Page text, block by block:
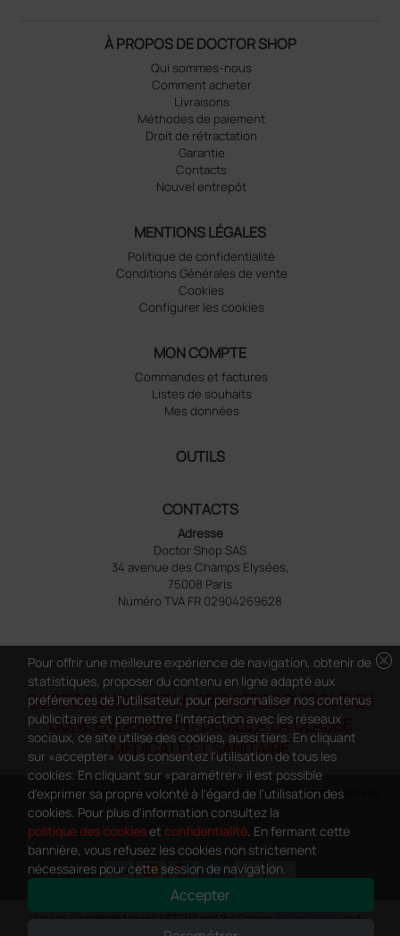
À PROPOS DE DOCTOR SHOP
Qui sommes-nous
Comment acheter
Livraisons
Méthodes de paiement
Droit de rétractation
Garantie
Contacts
Nouvel entrepôt
MENTIONS LÉGALES
Politique de confidentialité
Conditions Générales de vente
Cookies
Configurer les cookies
MON COMPTE
Commandes et factures
Listes de souhaits
Mes données
OUTILS
CONTACTS
Adresse
Doctor Shop SAS
34 avenue des Champs Elysées,
75008 Paris
Numéro TVA FR 02904269628
DOCTOR SHOP EST LA PREMIÈRE BOUTIQUE EN
LIGNE ENTIÈREMENT DÉDIÉE À LA CLASSE
MÉDICALE ET SANITAIRE
Copyright DoctorShop 2005-2026 - Tous les droits sont réservés -
TVA FR 02904269628
This site is protected by reCAPTCHA and the Google Privacy Policy and 0
cancel
Pour offrir une meilleure expérience de navigation, obtenir de
statistiques, proposer du contenu en ligne adapté aux
préférences de l'utilisateur, pour personnaliser nos contenus
publicitaires et permettre l'interaction avec les réseaux
sociaux, ce site utilise des cookies, aussi tiers. En cliquant
sur «accepter» vous consentez l'utilisation de tous les
cookies. En cliquant sur «paramétrer» il est possible
d'exprimer sa propre volonté à l'égard de l'utilisation des
cookies. Pour plus d'information consultez la
politique des cookieset confidentialité. En fermant cette
bannière, vous refusez les cookies non strictement
nécessaires pour cette session de navigation.
Accepter